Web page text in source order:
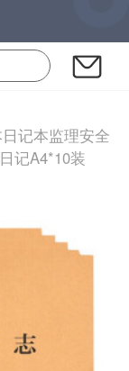
记本监理安全
记A4*10装